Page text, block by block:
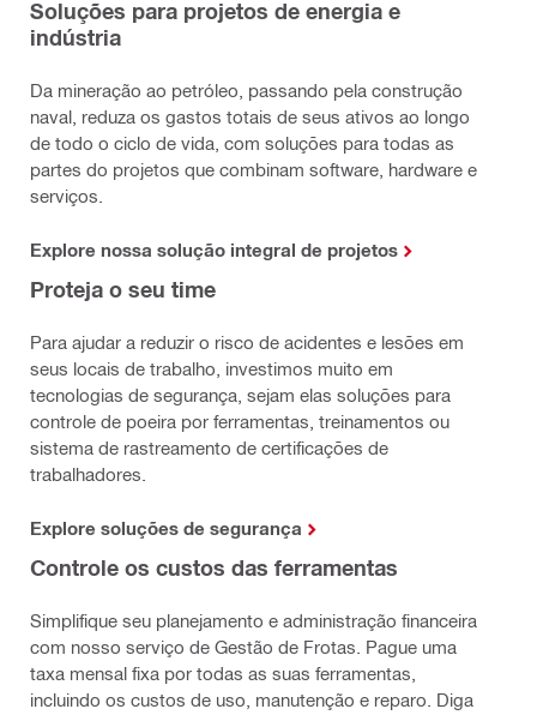
Soluções para projetos de energia e
indústria
Da mineração ao petróleo, passando pela construção
naval, reduza os gastos totais de seus ativos ao longo
de todo o ciclo de vida, com soluções para todas as
partes do projetos que combinam software, hardware e
serviços.
Explore nossa solução integral de projetos
Proteja o seu time
Para ajudar a reduzir o risco de acidentes e lesões em
seus locais de trabalho, investimos muito em
tecnologias de segurança, sejam elas soluções para
controle de poeira por ferramentas, treinamentos ou
sistema de rastreamento de certificações de
trabalhadores.
Explore soluções de segurança
Controle os custos das ferramentas
Simplifique seu planejamento e administração financeira
com nosso serviço de Gestão de Frotas. Pague uma
taxa mensal fixa por todas as suas ferramentas,
incluindo os custos de uso, manutenção e reparo. Diga